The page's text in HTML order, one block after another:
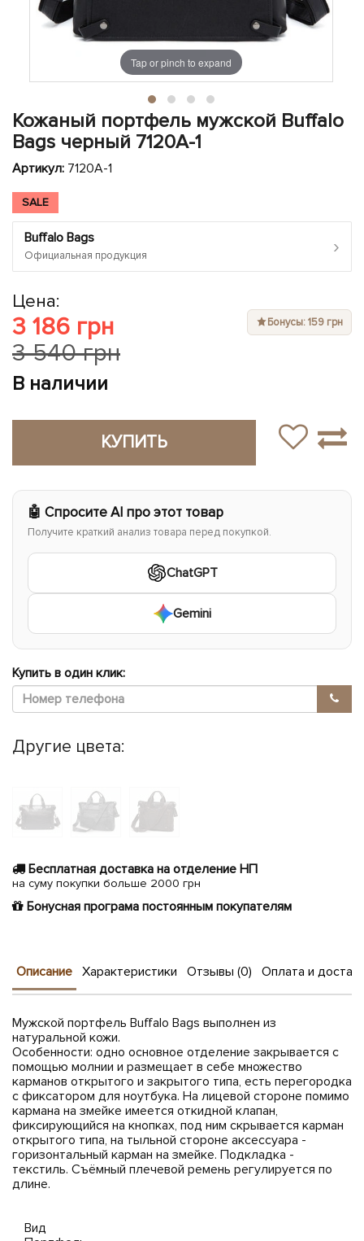
Показать все
Показать все
ЧЕХЛЫ ДЛЯ НОУТБУКОВ
Показать все
Tap or pinch to expand
Кожаный портфель мужской Buffalo
Bags черный 7120A-1
Артикул: 7120A-1
SALE
Buffalo Bags
Официальная продукция ›
Цена:
3 186 грн
3 540 грн
Бонусы: 159 грн
В наличии
КУПИТЬ
🤖 Спросите AI про этот товар
Получите краткий анализ товара перед покупкой.
ChatGPT
Gemini
Купить в один клик:
Другие цвета:
Бесплатная доставка на отделение НП
на суму покупки больше 2000 грн
Бонусная програма постоянным покупателям
Описание Характеристики Отзывы (0) Оплата и
Мужской портфель Buffalo Bags выполнен из
натуральной кожи.
Особенности: одно основное отделение закрывается с
помощью молнии и размещает в себе множество
карманов открытого и закрытого типа, есть перегородка
с фиксатором для ноутбука. На лицевой стороне помимо
кармана на змейке имеется откидной клапан,
фиксирующийся на кнопках, под ним скрывается карман
открытого типа, на тыльной стороне аксессуара -
горизонтальный карман на змейке. Подкладка -
текстиль. Съёмный плечевой ремень регулируется по
длине.
Вид